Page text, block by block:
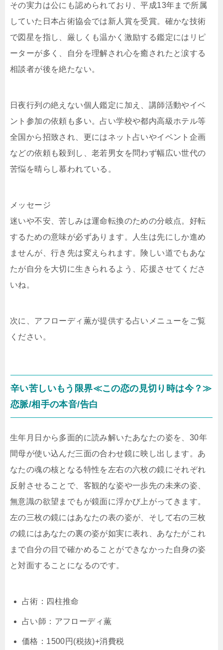
その実力は公にも認められており、平成13年まで所属
していた日本占術協会では新人賞を受賞。確かな技術
で図星を指し、厳しくも温かく激励する鑑定にはリピ
ーターが多く、自分を理解され心を癒されたと涙する
相談者が後を絶たない。
日夜行列の絶えない個人鑑定に加え、講師活動やイベ
ント参加の依頼も多い。占い学校や都内高級ホテル等
全国から招致され、更にはネット占いやイベント企画
などの依頼も殺到し、老若男女を問わず幅広い世代の
苦悩を晴らし慕われている。
メッセージ
迷いや不安、苦しみは運命転換のための分岐点。好転
するための意味が必ずあります。人生は先にしか進め
ませんが、行き先は変えられます。険しい道でもあな
たが自分を大切に生きられるよう、応援させてくださ
いね。
次に、アフローディ薫が提供する占いメニューをご覧
ください。
辛い苦しいもう限界≪この恋の見切り時は今？≫
恋脈/相手の本音/告白
生年月日から多面的に読み解いたあなたの姿を、30年
間母が使い込んだ三面の合わせ鏡に映し出します。あ
なたの魂の核となる特性を左右の六枚の鏡にそれぞれ
反射させることで、客観的な姿や一歩先の未来の姿、
無意識の欲望までもが鏡面に浮かび上がってきます。
左の三枚の鏡にはあなたの表の姿が、そして右の三枚
の鏡にはあなたの裏の姿が如実に表れ、あなたがこれ
まで自分の目で確かめることができなかった自身の姿
と対面することになるのです。
占術：四柱推命
占い師：アフローディ薫
価格：1500円(税抜)+消費税